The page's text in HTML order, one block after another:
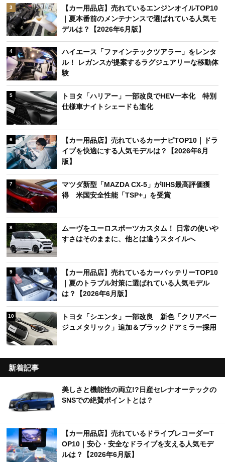
3
【カー用品店】売れているエンジンオイルTOP10
｜夏本番前のメンテナンスで選ばれている人気モ
デルは？【2026年6月版】
4
ハイエース「ファインテックツアラー」をレンタ
ル！ レガンスが提案するラグジュアリーな移動体
験
5
トヨタ「ハリアー」一部改良でHEV一本化 特別
仕様車ナイトシェードも進化
6
【カー用品店】売れているカーナビTOP10｜ドラ
イブを快適にする人気モデルは？【2026年6月
版】
7
マツダ新型「MAZDA CX-5」がIIHS最高評価獲
得 米国安全性能「TSP+」を受賞
8
ムーヴをユーロスポーツカスタム！ 日常の使いや
すさはそのままに、他とは違うスタイルへ
9
【カー用品店】売れているカーバッテリーTOP10
｜夏のトラブル対策に選ばれている人気モデル
は？【2026年6月版】
10
トヨタ「シエンタ」一部改良 新色「クリアベー
ジュメタリック」追加＆ブラックドアミラー採用
新着記事
美しさと機能性の両立!?日産セレナオーテックの
SNSでの絶賛ポイントとは？
【カー用品店】売れているドライブレコーダーT
OP10｜安心・安全なドライブを支える人気モデ
ルは？【2026年6月版】